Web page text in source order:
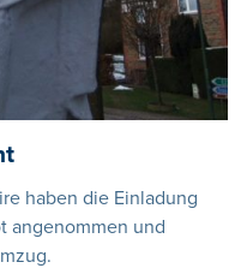
haben die Einladung
angenommen und